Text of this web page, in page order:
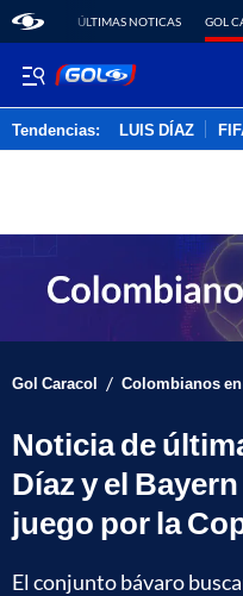
ÚLTIMAS NOTICAS GOL
Tendencias: LUIS DÍAZ
Gol Caracol / Colombianos
Noticia de
Díaz y el
juego por la
El conjunto bávaro